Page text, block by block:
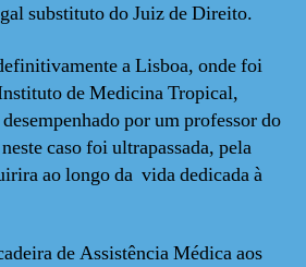
substituto do Juiz de Direito.
a Lisboa, onde foi
de Medicina Tropical,
por um professor do
caso foi ultrapassada, pela
ao longo da vida dedicada à
de Assistência Médica aos